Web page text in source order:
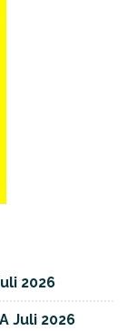
2026
Juli 2026